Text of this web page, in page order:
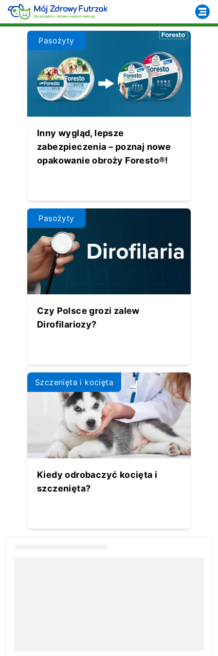
Pasożyty
Inny wygląd, lepsze
zabezpieczenia – poznaj nowe
opakowanie obroży Foresto®!
Pasożyty
Czy Polsce grozi zalew
Dirofilariozy?
Szczenięta i kocięta
Kiedy odrobaczyć kocięta i
szczenięta?